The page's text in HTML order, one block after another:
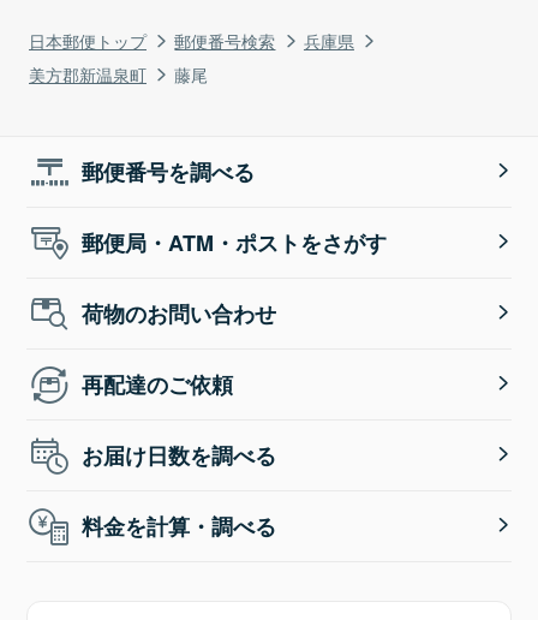
日本郵便トップ 郵便番号検索
兵庫県
美方郡新温泉町
藤尾
郵便番号を調べる
郵便局・ATM・ポストをさがす
荷物のお問い合わせ
再配達のご依頼
お届け日数を調べる
料金を計算・調べる